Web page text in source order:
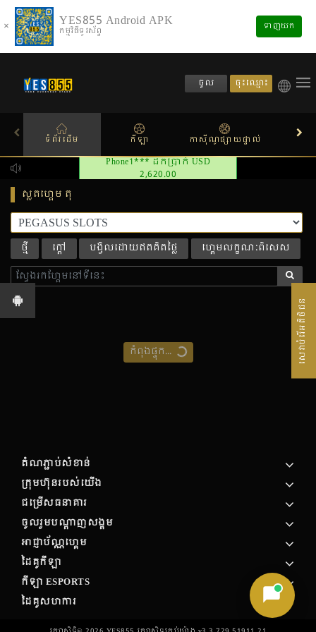
× YES855 Android APK
កម្មវិធីទូរស័ព្ទ ទាញយក
ចូល ចុះឈ្មោះ
ទំព័រដើម កីឡា កាស៊ីណូផ្សាយផ្ទាល់ ស្លត
ស្លតហ្គេម តុ
ថ្មី ក្តៅ បង្វិលដោយឥតគិតថ្លៃ ហ្គេមលក្ខណៈពិសេស
កំពុងផ្ទុក...
តំណភ្ជាប់សំខាន់
ក្រុមហ៊ុន​របស់​យើង
ជម្រើសធនាគារ
ចូលរួមបណ្តាញសង្គម
អាជ្ញាប័ណ្ណហ្គេម
ដៃគូកីឡា
កីឡា ESPORTS
ដៃគូសហការ
សេវាបំរើអតិថិជន